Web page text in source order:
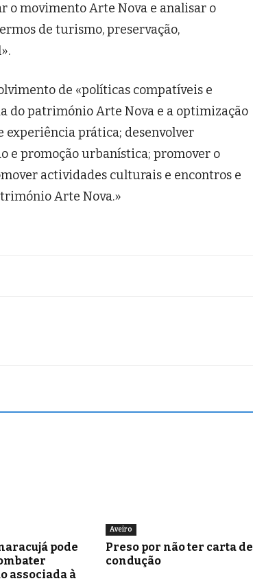
o movimento Arte Nova e analisar o
de turismo, preservação,
de «políticas compatíveis e
do património Arte Nova e a optimização
experiência prática; desenvolver
e promoção urbanística; promover o
actividades culturais e encontros e
Arte Nova.»
pode
associada à
Aveiro
Preso por não ter carta de
condução